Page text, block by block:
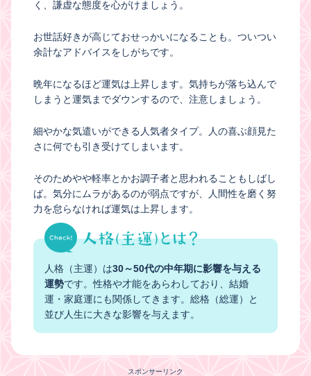
く、謙虚な態度を心がけましょう。
お世話好きが高じておせっかいになることも。ついつい
余計なアドバイスをしがちです。
晩年になるほど運気は上昇します。気持ちが落ち込んで
しまうと運気までダウンするので、注意しましょう。
細やかな気遣いができる人気者タイプ。人の喜ぶ顔見た
さに何でも引き受けてしまいます。
そのためやや軽率とかお調子者と思われることもしばし
ば。気分にムラがあるのが弱点ですが、人間性を磨く努
力を怠らなければ運気は上昇します。
人格（主運）は30～50代の中年期に影響を与える
運勢です。性格や才能をあらわしており、結婚
運・家庭運にも関係してきます。総格（総運）と
並び人生に大きな影響を与えます。
スポンサーリンク